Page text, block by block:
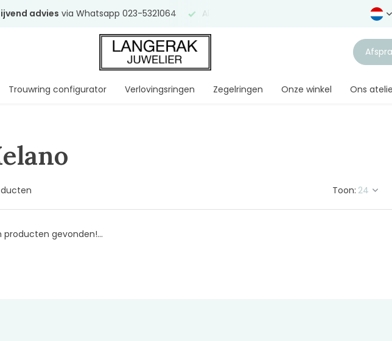
advies via Whatsapp 023-5321064 Al
Trouwring configurator Verlovingsringen Zegelringen Onze winkel Ons
Toon:
producten gevonden!...